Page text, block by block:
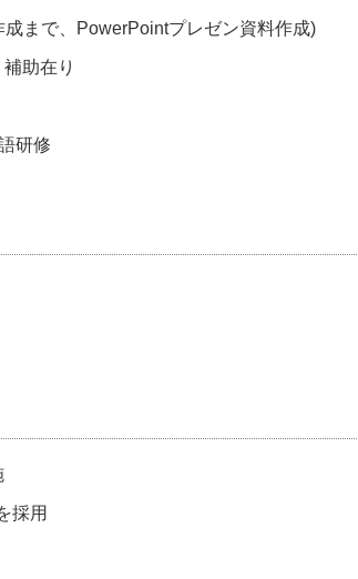
まで、PowerPointプレゼン資料作成)
助在り
研修
採用